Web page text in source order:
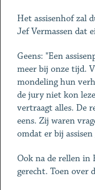
Het assisenhof zal
Jef Vermassen dat
Geens: "Een
meer bij onze tijd.
mondeling hun
de jury niet kon
vertraagt alles. De
eens. Zij waren
omdat er bij
Ook na de rellen in
gerecht. Toen over